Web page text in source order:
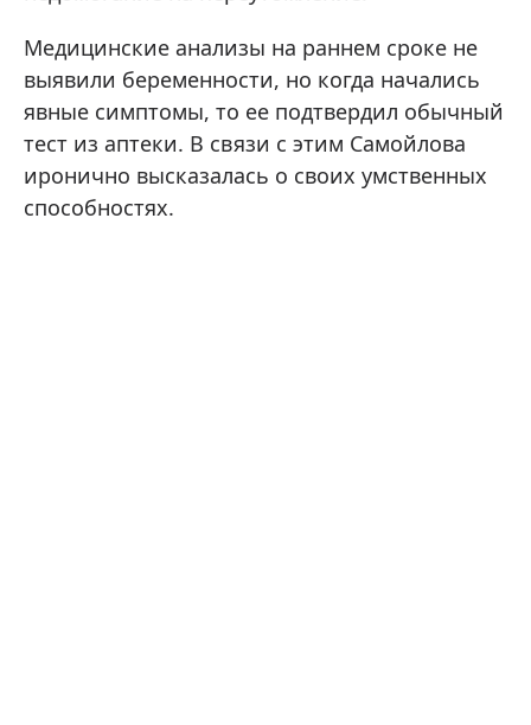
Медицинские анализы на раннем сроке не
выявили беременности, но когда начались
явные симптомы, то ее подтвердил обычный
тест из аптеки. В связи с этим Самойлова
иронично высказалась о своих умственных
способностях.